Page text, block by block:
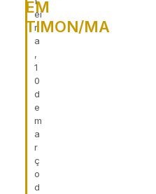
ei
r
a
,
1
0
d
e
m
a
r
ç
o
d
EM
TIMON/MA